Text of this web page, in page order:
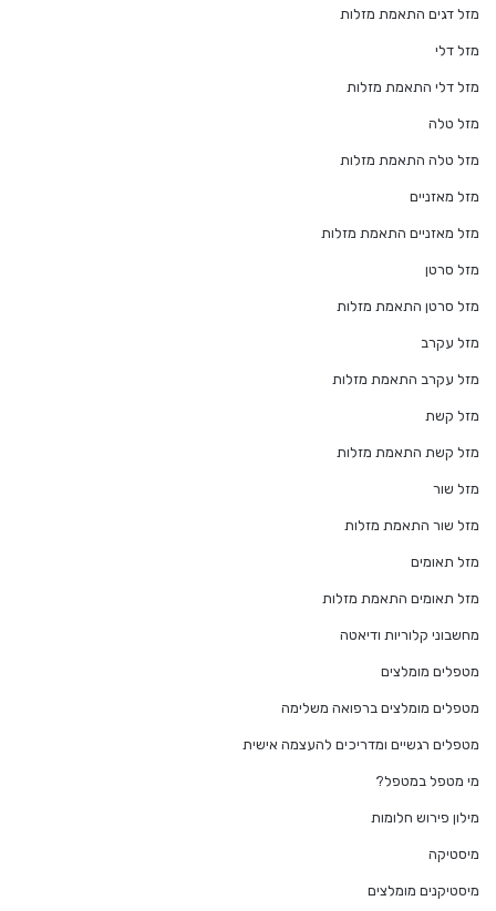
מזל דגים התאמת מזלות
מזל דלי
מזל דלי התאמת מזלות
מזל טלה
מזל טלה התאמת מזלות
מזל מאזניים
מזל מאזניים התאמת מזלות
מזל סרטן
מזל סרטן התאמת מזלות
מזל עקרב
מזל עקרב התאמת מזלות
מזל קשת
מזל קשת התאמת מזלות
מזל שור
מזל שור התאמת מזלות
מזל תאומים
מזל תאומים התאמת מזלות
מחשבוני קלוריות ודיאטה
מטפלים מומלצים
מטפלים מומלצים ברפואה משלימה
מטפלים רגשיים ומדריכים להעצמה אישית
מי מטפל במטפל?
מילון פירוש חלומות
מיסטיקה
מיסטיקנים מומלצים